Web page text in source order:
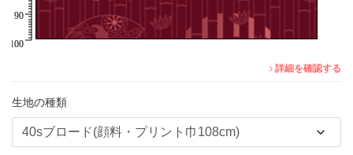
詳細を確認する
生地の種類